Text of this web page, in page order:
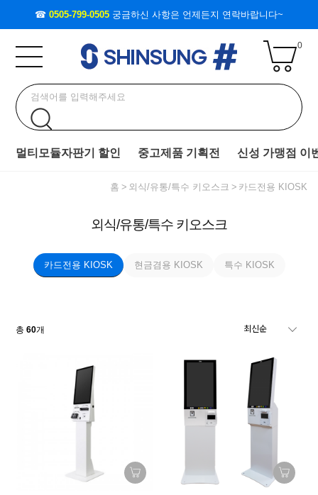
☎ 0505-799-0505 궁금하신 사항은 언제든지 연락바랍니다~
0
멀티모듈자판기 할인 중고제품 기획전 신성 가맹점 이
홈 외식/유통/특수 키오스크 카드전용 KIOSK
외식/유통/특수 키오스크
카드전용 KIOSK 현금겸용 KIOSK 특수 KIOSK
총60개